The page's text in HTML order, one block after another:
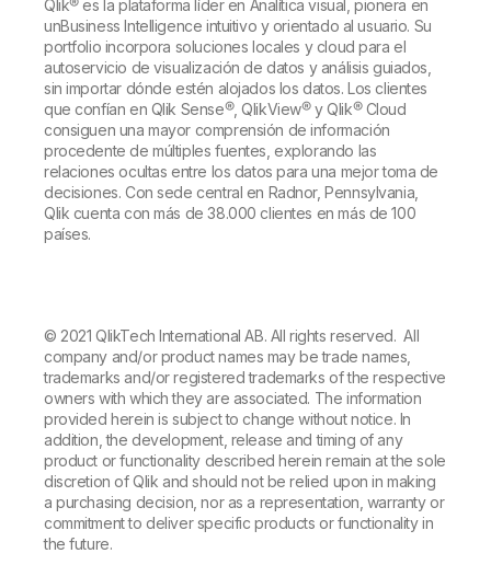
Qlik® es la plataforma líder en Analítica visual, pionera en
unBusiness Intelligence intuitivo y orientado al usuario. Su
portfolio incorpora soluciones locales y cloud para el
autoservicio de visualización de datos y análisis guiados,
sin importar dónde estén alojados los datos. Los clientes
que confían en Qlik Sense®, QlikView® y Qlik® Cloud
consiguen una mayor comprensión de información
procedente de múltiples fuentes, explorando las
relaciones ocultas entre los datos para una mejor toma de
decisiones. Con sede central en Radnor, Pennsylvania,
Qlik cuenta con más de 38.000 clientes en más de 100
países.
© 2021 QlikTech International AB. All rights reserved. All
company and/or product names may be trade names,
trademarks and/or registered trademarks of the respective
owners with which they are associated. The information
provided herein is subject to change without notice. In
addition, the development, release and timing of any
product or functionality described herein remain at the sole
discretion of Qlik and should not be relied upon in making
a purchasing decision, nor as a representation, warranty or
commitment to deliver specific products or functionality in
the future.